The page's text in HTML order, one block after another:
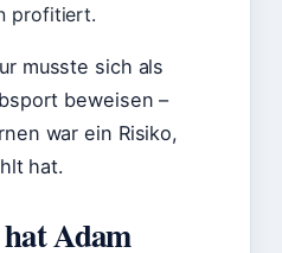
profitiert.
musste sich als
beweisen –
war ein Risiko,
hat.
Adam